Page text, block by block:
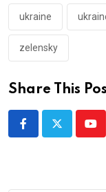
ukraine
zelensky
Share This